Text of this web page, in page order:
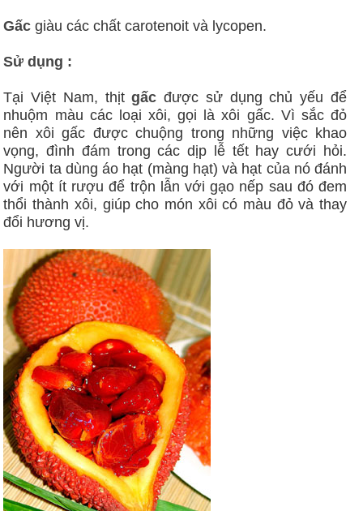
Gấc giàu các chất carotenoit và lycopen.
Sử dụng :
Tại Việt Nam, thịtgấc được sử dụng chủ yếu để
nhuộm màu các loại xôi, gọi là xôi gấc. Vì sắc đỏ
nên xôi gấc được chuộng trong những việc khao
vọng, đình đám trong các dịp lễ tết hay cưới hỏi.
Người ta dùng áo hạt (màng hạt) và hạt của nó đánh
với một ít rượu để trộn lẫn với gạo nếp sau đó đem
thổi thành xôi, giúp cho món xôi có màu đỏ và thay
đổi hương vị.